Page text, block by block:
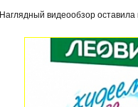
Наглядный видеообзор